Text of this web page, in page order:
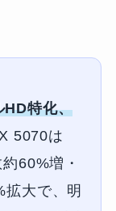
HD特化、
5070は
60%増・
大で、明